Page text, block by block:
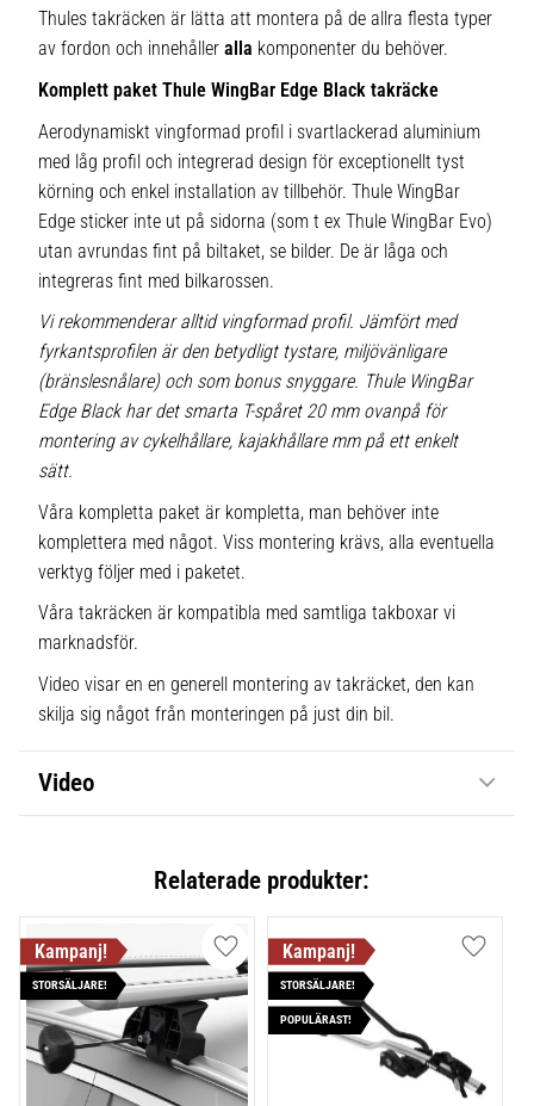
Thules takräcken är lätta att montera på de allra flesta typer
av fordon och innehåller alla komponenter du behöver.
Komplett paket Thule WingBar Edge Black takräcke
Aerodynamiskt vingformad profil i svartlackerad aluminium
med låg profil och integrerad design för exceptionellt tyst
körning och enkel installation av tillbehör. Thule WingBar
Edge sticker inte ut på sidorna (som t ex Thule WingBar Evo)
utan avrundas fint på biltaket, se bilder. De är låga och
integreras fint med bilkarossen.
Vi rekommenderar alltid vingformad profil. Jämfört med
fyrkantsprofilen är den betydligt tystare, miljövänligare
(bränslesnålare) och som bonus snyggare. Thule WingBar
Edge Black har det smarta T-spåret 20 mm ovanpå för
montering av cykelhållare, kajakhållare mm på ett enkelt
sätt.
Våra kompletta paket är kompletta, man behöver inte
komplettera med något. Viss montering krävs, alla eventuella
verktyg följer med i paketet.
Våra takräcken är kompatibla med samtliga takboxar vi
marknadsför.
Video visar en en generell montering av takräcket, den kan
skilja sig något från monteringen på just din bil.
Video
Relaterade produkter:
STORSÄLJARE!
Lägg till i favoriter
STORSÄLJARE!
POPULÄRAST!
Lägg